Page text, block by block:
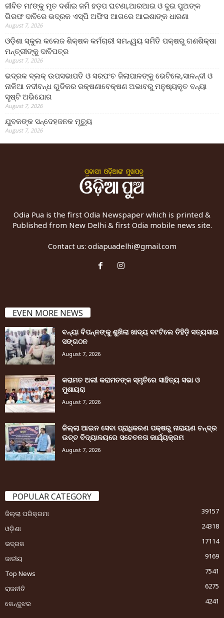
ଜୀବିତ ମା’ଙ୍କୁ ମୃତ ଦର୍ଶାଇ ଜମି ହଡ଼ପ ଘଟଣା,ଆରଆଇ ଓ ଦୁଇ ପୁଅଙ୍କ
ଗିରଫ ଦାବିରେ ଭଦ୍ରକ ଏସ୍‌ପି ଅଫିସ ଆଗରେ ଆଇଶାଙ୍କ ଧାରଣା
August 7, 2026
ଓଡ଼ିଶା ସ୍କୁଲ କଲେଜ ଶିକ୍ଷକ କର୍ମଚାରୀ ସମନ୍ୱୟ ସମିତି ପକ୍ଷରୁ ଗଣଶିକ୍ଷା
ମନ୍ତ୍ରୀଙ୍କୁ ଦାବିପତ୍ର
August 7, 2026
ଭଦ୍ରକ ବ୍ଲକ୍ ଉପସଭାପତି ଓ ସରପଂଚ ଜିଲାପାଳଙ୍କୁ ଭେଟିଲେ,ସାଳନ୍ଦୀ ଓ
ନାଳିଆ ନଦୀବନ୍ଧ ଗୁଡିକର ରକ୍ଷଣାବେକ୍ଷଣ ଅଭାବରୁ ମନୁଷ୍ୟକୃତ ବନ୍ୟା
ସୃଷ୍ଟି ଅଭିଯୋଗ
August 7, 2026
ଯୁବକଙ୍କ ସନ୍ଦେହଜନକ ମୃତ୍ୟୁ
August 7, 2026
Odia Pua is the first Odia Newspaper which is printed &
Published from New Delhi & first Odia mobile news site.
Contact us: odiapuadelhi@gmail.com
EVEN MORE NEWS
ବନ୍ୟା ବିପନ୍ନଙ୍କୁ ଶୁଖିଲା ଖାଦ୍ୟ ବାଂଟିଲେ ତିହିଡି଼ ସତ୍ୟସାଇ
ସଙ୍ଗଠନ
August 7, 2026
କରାମତ ଅଲୀ କରାମତଙ୍କ ସ୍ମୃତିରେ ସାହିତ୍ୟ ସଭା ଓ
ମୁଶାୟରା
August 7, 2026
ଜିଲ୍ଲା ଆଇନ ସେବା ପ୍ରାଧିକରଣ ପକ୍ଷରୁ ନାରାୟଣ ଚନ୍ଦ୍ର
ଉଚ୍ଚ ବିଦ୍ୟାଳୟରେ ସଚେତନତା କାର୍ଯ୍ୟକ୍ରମ
August 7, 2026
POPULAR CATEGORY
ଜିଲ୍ଲା ପରିକ୍ରମା
39157
ଓଡ଼ିଶା
24318
ଭଦ୍ରକ
17114
ଜାତୀୟ
9169
Top News
7541
ରାଜନୀତି
6275
କେନ୍ଦୁଝର
4241